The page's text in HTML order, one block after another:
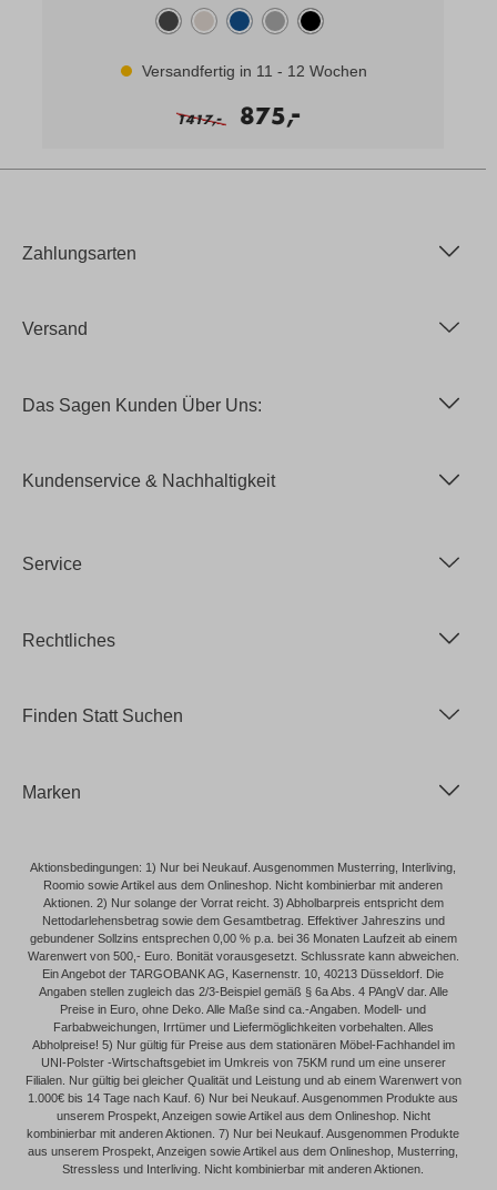
Versandfertig in 11 - 12 Wochen
1417,
- 875,
-
Zahlungsarten
Versand
Das Sagen Kunden Über Uns:
Kundenservice & Nachhaltigkeit
Service
Rechtliches
Finden Statt Suchen
Marken
Aktionsbedingungen: 1) Nur bei Neukauf. Ausgenommen Musterring, Interliving,
Roomio sowie Artikel aus dem Onlineshop. Nicht kombinierbar mit anderen
Aktionen. 2) Nur solange der Vorrat reicht. 3) Abholbarpreis entspricht dem
Nettodarlehensbetrag sowie dem Gesamtbetrag. Effektiver Jahreszins und
gebundener Sollzins entsprechen 0,00 % p.a. bei 36 Monaten Laufzeit ab einem
Warenwert von 500,- Euro. Bonität vorausgesetzt. Schlussrate kann abweichen.
Ein Angebot der TARGOBANK AG, Kasernenstr. 10, 40213 Düsseldorf. Die
Angaben stellen zugleich das 2/3-Beispiel gemäß § 6a Abs. 4 PAngV dar. Alle
Preise in Euro, ohne Deko. Alle Maße sind ca.-Angaben. Modell- und
Farbabweichungen, Irrtümer und Liefermöglichkeiten vorbehalten. Alles
Abholpreise! 5) Nur gültig für Preise aus dem stationären Möbel-Fachhandel im
UNI-Polster -Wirtschaftsgebiet im Umkreis von 75KM rund um eine unserer
Filialen. Nur gültig bei gleicher Qualität und Leistung und ab einem Warenwert von
1.000€ bis 14 Tage nach Kauf. 6) Nur bei Neukauf. Ausgenommen Produkte aus
unserem Prospekt, Anzeigen sowie Artikel aus dem Onlineshop. Nicht
kombinierbar mit anderen Aktionen. 7) Nur bei Neukauf. Ausgenommen Produkte
aus unserem Prospekt, Anzeigen sowie Artikel aus dem Onlineshop, Musterring,
Stressless und Interliving. Nicht kombinierbar mit anderen Aktionen.